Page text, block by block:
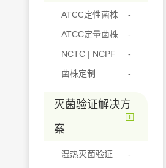
ATCC定性菌株
ATCC定量菌株
NCTC | NCPF
菌株定制
灭菌验证解决方
案
湿热灭菌验证